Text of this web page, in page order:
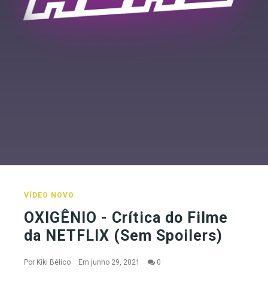
VÍDEO NOVO
OXIGÊNIO - Crítica do Filme
da NETFLIX (Sem Spoilers)
Por Kiki Bélico Em junho 29, 2021 0